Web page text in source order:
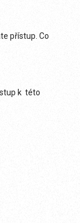
přístup. Co
k této